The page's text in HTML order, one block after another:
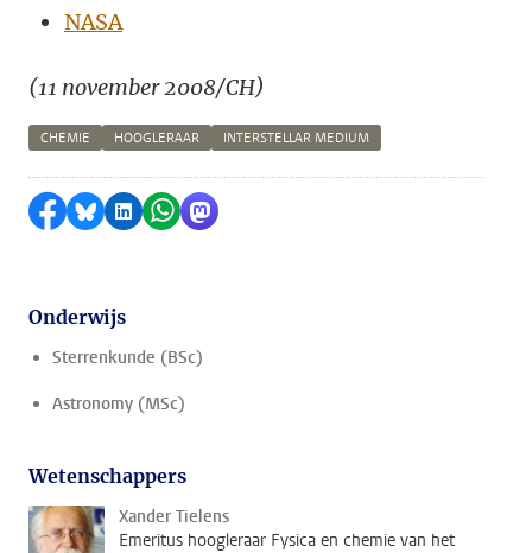
NASA
(11 november 2008/CH)
CHEMIE HOOGLERAAR INTERSTELLAR MEDIUM
Delen op Facebook
Delen via Bluesky
Delen op LinkedIn
Delen via WhatsApp
Delen via Mastodon
Onderwijs
Sterrenkunde (BSc)
Astronomy (MSc)
Wetenschappers
Xander Tielens
Emeritus hoogleraar Fysica en chemie van het